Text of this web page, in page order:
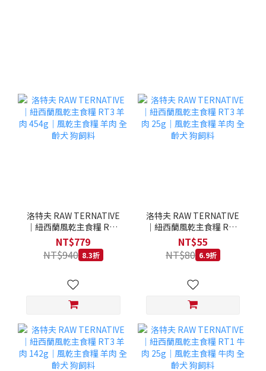
洛特夫 RAW TERNATIVE
｜紐西蘭風乾主食糧 RT3
羊肉 454g｜風乾主食糧 羊
肉 全齡犬 狗飼料
NT$779
NT$940 8.3折
洛特夫 RAW TERNATIVE
｜紐西蘭風乾主食糧 RT3
羊肉 25g｜風乾主食糧 羊
肉 全齡犬 狗飼料
NT$55
NT$80 6.9折